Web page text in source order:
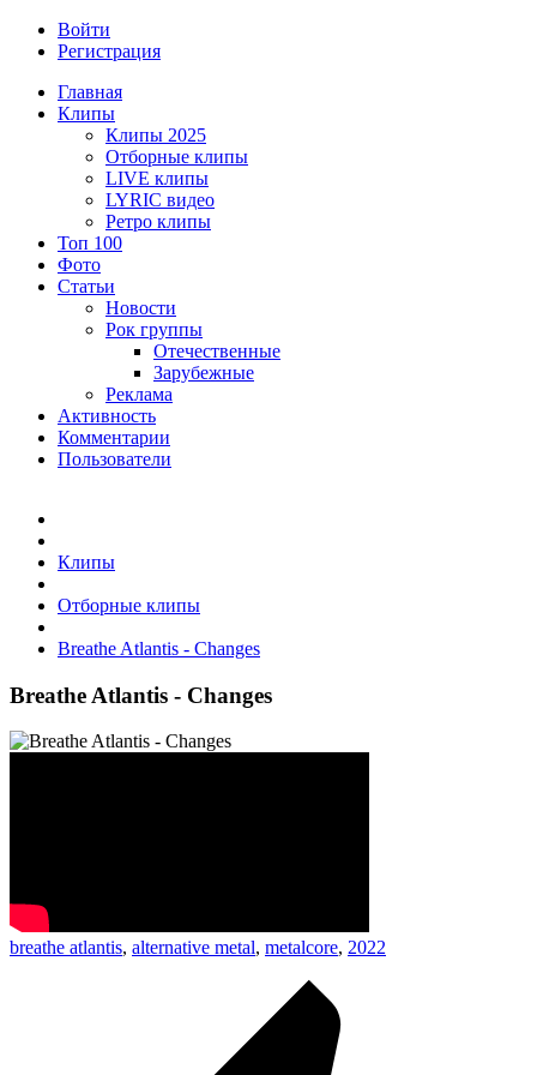
Войти
Регистрация
Главная
Клипы
Клипы 2025
Отборные клипы
LIVE клипы
LYRIC видео
Ретро клипы
Топ 100
Фото
Статьи
Новости
Рок группы
Отечественные
Зарубежные
Реклама
Активность
Комментарии
Пользователи
Клипы
Отборные клипы
Breathe Atlantis - Changes
Breathe Atlantis - Changes
breathe atlantis, alternative metal, metalcore, 2022